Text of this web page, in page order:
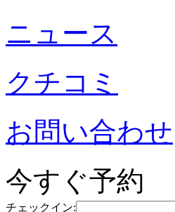
ニュース
クチコミ
お問い合わせ
今すぐ予約
チェックイン: